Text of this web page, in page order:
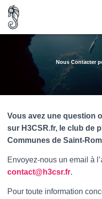
Nous Contacter
Vous avez une question
sur H3CSR.fr, le club de
Communes de Saint-
Envoyez-nous un email à
contact@h3csr.fr.
Pour toute information